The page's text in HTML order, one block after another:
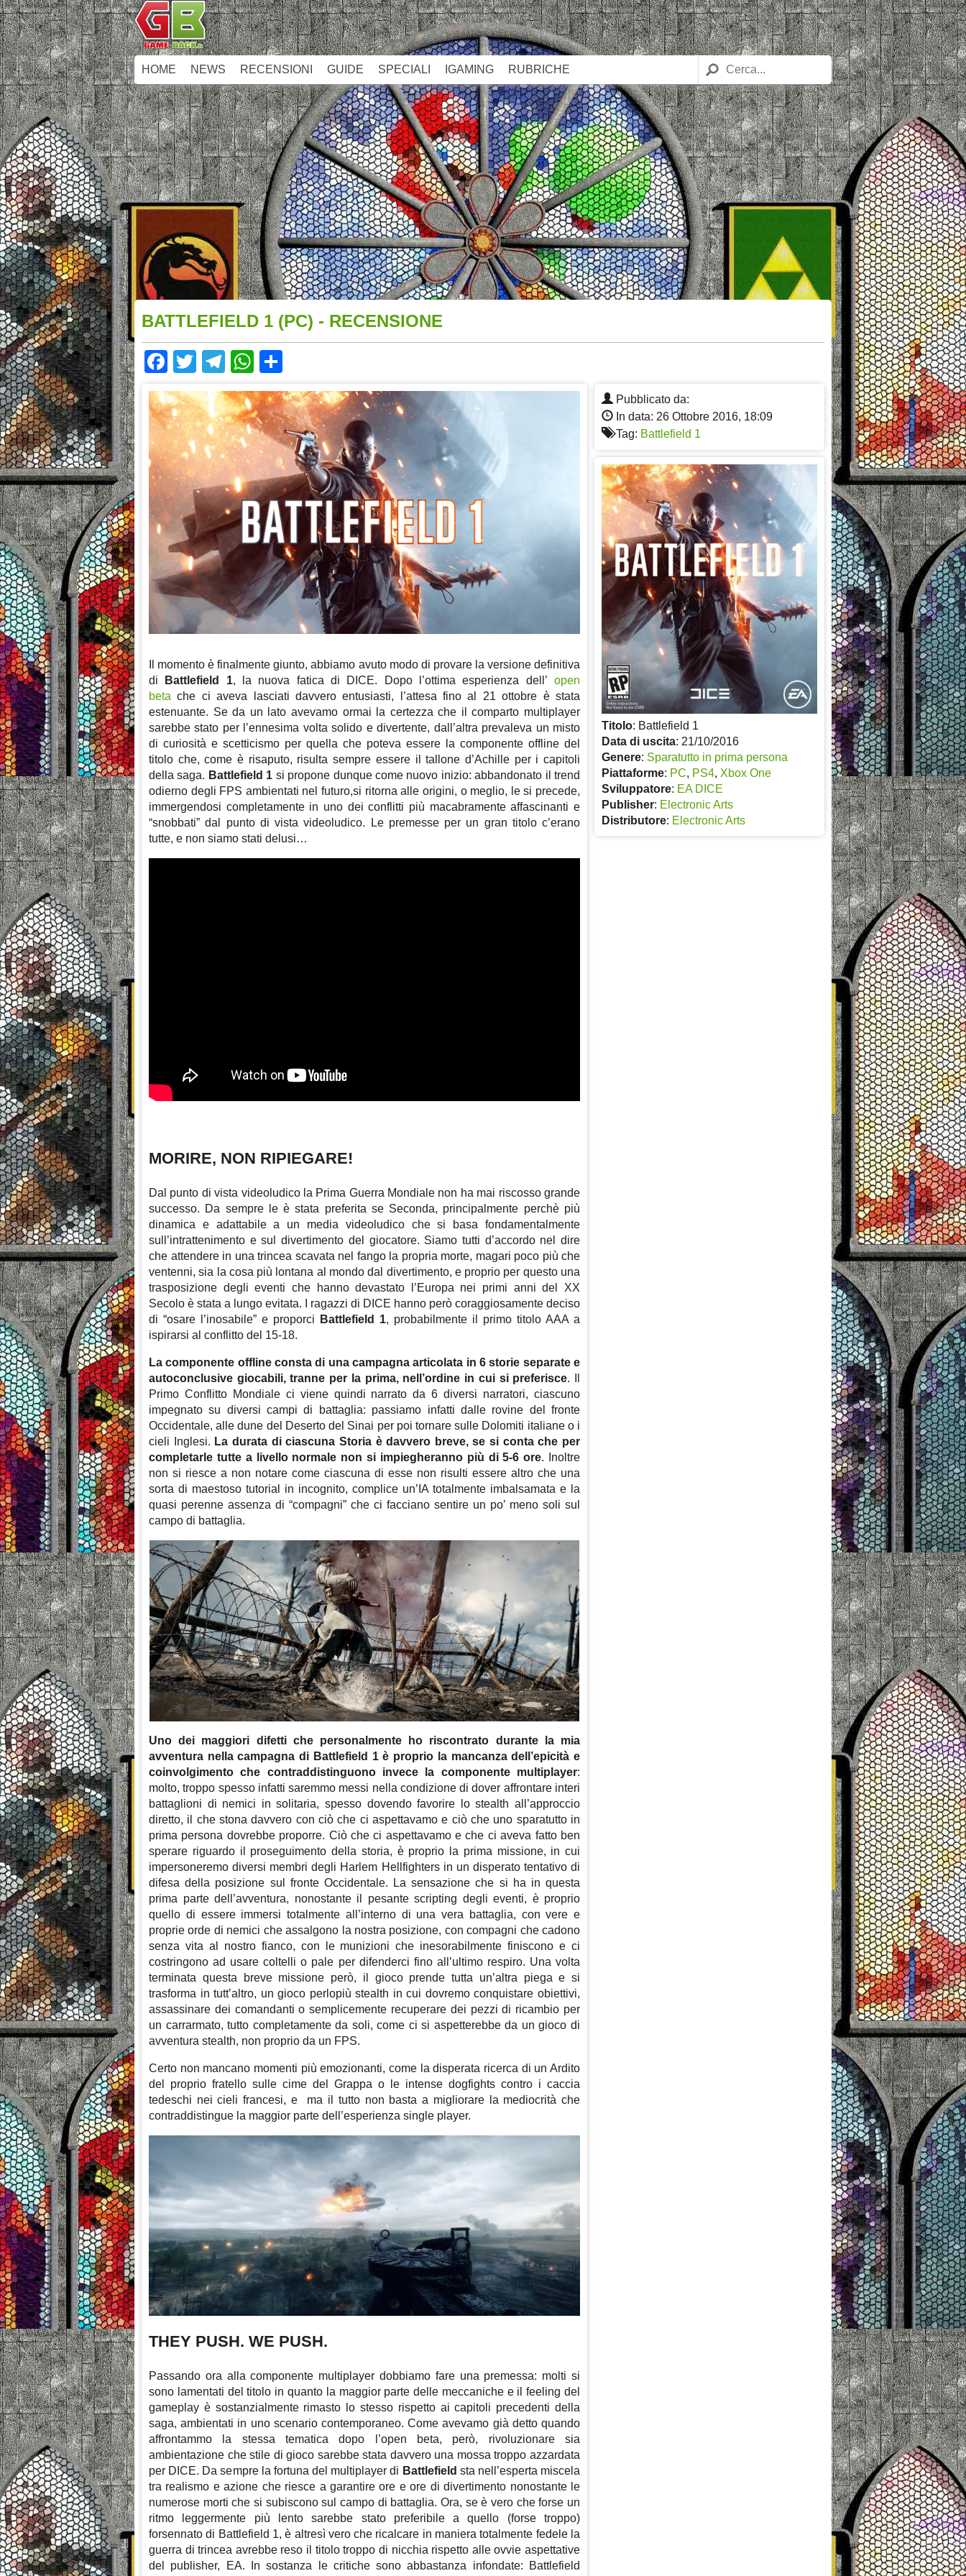
HOME NEWS RECENSIONI GUIDE SPECIALI IGAMING RUBRICHE
BATTLEFIELD 1 (PC) - RECENSIONE
Facebook
TwitterTelegram
WhatsApp
Pubblicato da:
In data: 26 Ottobre 2016, 18:09
Tag: Battlefield 1
Titolo: Battlefield 1
Data di uscita: 21/10/2016
Genere: Sparatutto in prima persona
Piattaforme: PC, PS4, Xbox One
Sviluppatore: EA DICE
Publisher: Electronic Arts
Distributore: Electronic Arts
Il momento è finalmente giunto, abbiamo avuto modo di provare la versione definitiva
di
Battlefield 1, la nuova fatica di DICE. Dopo l’ottima esperienza dell’open
beta che ci aveva lasciati davvero entusiasti, l’attesa fino al 21 ottobre è stata
estenuante. Se da un lato avevamo ormai la certezza che il comparto multiplayer
sarebbe stato per l’ennesima volta solido e divertente, dall’altra prevaleva un misto
di curiosità e scetticismo per quella che poteva essere la componente offline del
titolo che, come è risaputo, risulta sempre essere il tallone d’Achille per i capitoli
della saga. Battlefield 1 si propone dunque come nuovo inizio: abbandonato il trend
odierno degli FPS ambientati nel futuro,si ritorna alle origini, o meglio, le si precede,
immergendosi completamente in uno dei conflitti più macabramente affascinanti e
“snobbati” dal punto di vista videoludico. Le premesse per un gran titolo c’erano
tutte, e non siamo stati delusi…
MORIRE, NON RIPIEGARE!
Dal punto di vista videoludico la Prima Guerra Mondiale non ha mai riscosso grande
successo. Da sempre le è stata preferita se Seconda, principalmente perchè più
dinamica e adattabile a un media videoludico che si basa fondamentalmente
sull’intrattenimento e sul divertimento del giocatore. Siamo tutti d’accordo nel dire
che attendere in una trincea scavata nel fango la propria morte, magari poco più che
ventenni, sia la cosa più lontana al mondo dal divertimento, e proprio per questo una
trasposizione degli eventi che hanno devastato l’Europa nei primi anni del XX
Secolo è stata a lungo evitata. I ragazzi di DICE hanno però coraggiosamente deciso
di “osare l’inosabile” e proporci
Battlefield 1, probabilmente il primo titolo AAA a
ispirarsi al conflitto del 15-18.
La componente offline consta di una campagna articolata in 6 storie separate e
autoconclusive giocabili, tranne per la prima, nell’ordine in cui si preferisce. Il
Primo Conflitto Mondiale ci viene quindi narrato da 6 diversi narratori, ciascuno
impegnato su diversi campi di battaglia: passiamo infatti dalle rovine del fronte
Occidentale, alle dune del Deserto del Sinai per poi tornare sulle Dolomiti italiane o i
cieli Inglesi. La durata di ciascuna Storia è davvero breve, se si conta che per
completarle tutte a livello normale non si impiegheranno più di 5-6 ore. Inoltre
non si riesce a non notare come ciascuna di esse non risulti essere altro che una
sorta di maestoso tutorial in incognito, complice un’IA totalmente imbalsamata e la
quasi perenne assenza di “compagni” che ci facciano sentire un po’ meno soli sul
campo di battaglia.
Uno dei maggiori difetti che personalmente ho riscontrato durante la mia
avventura nella campagna di Battlefield 1 è proprio la mancanza dell’epicità e
coinvolgimento che contraddistinguono invece la componente multiplayer:
molto, troppo spesso infatti saremmo messi nella condizione di dover affrontare interi
battaglioni di nemici in solitaria, spesso dovendo favorire lo stealth all’approccio
diretto, il che stona davvero con ciò che ci aspettavamo e ciò che uno sparatutto in
prima persona dovrebbe proporre. Ciò che ci aspettavamo e che ci aveva fatto ben
sperare riguardo il proseguimento della storia, è proprio la prima missione, in cui
impersoneremo diversi membri degli Harlem Hellfighters in un disperato tentativo di
difesa della posizione sul fronte Occidentale. La sensazione che si ha in questa
prima parte dell’avventura, nonostante il pesante scripting degli eventi, è proprio
quello di essere immersi totalmente all’interno di una vera battaglia, con vere e
proprie orde di nemici che assalgono la nostra posizione, con compagni che cadono
senza vita al nostro fianco, con le munizioni che inesorabilmente finiscono e ci
costringono ad usare coltelli o pale per difenderci fino all’ultimo respiro. Una volta
terminata questa breve missione però, il gioco prende tutta un’altra piega e si
trasforma in tutt’altro, un gioco perlopiù stealth in cui dovremo conquistare obiettivi,
assassinare dei comandanti o semplicemente recuperare dei pezzi di ricambio per
un carrarmato, tutto completamente da soli, come ci si aspetterebbe da un gioco di
avventura stealth, non proprio da un FPS.
Certo non mancano momenti più emozionanti, come la disperata ricerca di un Ardito
del proprio fratello sulle cime del Grappa o le intense dogfights contro i caccia
tedeschi nei cieli francesi, e ma il tutto non basta a migliorare la mediocrità che
contraddistingue la maggior parte dell’esperienza single player.
THEY PUSH. WE PUSH.
Passando ora alla componente multiplayer dobbiamo fare una premessa: molti si
sono lamentati del titolo in quanto la maggior parte delle meccaniche e il feeling del
gameplay è sostanzialmente rimasto lo stesso rispetto ai capitoli precedenti della
saga, ambientati in uno scenario contemporaneo. Come avevamo già detto quando
affrontammo la stessa tematica dopo l’open beta, però, rivoluzionare sia
ambientazione che stile di gioco sarebbe stata davvero una mossa troppo azzardata
per DICE. Da sempre la fortuna del multiplayer di Battlefield sta nell’esperta miscela
tra realismo e azione che riesce a garantire ore e ore di divertimento nonostante le
numerose morti che si subiscono sul campo di battaglia. Ora, se è vero che forse un
ritmo leggermente più lento sarebbe stato preferibile a quello (forse troppo)
forsennato di Battlefield 1, è altresì vero che ricalcare in maniera totalmente fedele la
guerra di trincea avrebbe reso il titolo troppo di nicchia rispetto alle ovvie aspettative
del publisher, EA. In sostanza le critiche sono abbastanza infondate: Battlefield